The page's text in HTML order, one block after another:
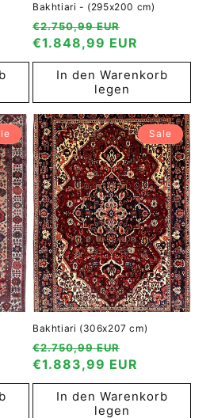
Bakhtiari - (295x200 cm)
Normaler
Preis
€2.750,99 EUR
€1.848,99 EUR
In den Warenkorb
legen
Sale
Bakhtiari (306x207 cm)
Normaler
Preis
€2.750,99 EUR
€1.883,99 EUR
In den Warenkorb
legen